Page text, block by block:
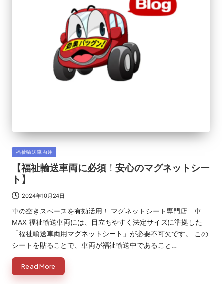
Posted
福祉輸送車両用
【福祉輸送車両に必須！安心のマグネットシー
ト】
2024年10月24日
車の空きスペースを有効活用！ マグネットシート専門店 車
MAX 福祉輸送車両には、目立ちやすく法定サイズに準拠した
「福祉輸送車両用マグネットシート」が必要不可欠です。 この
シートを貼ることで、車両が福祉輸送中であること…
Read More